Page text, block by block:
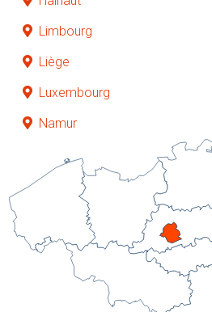
Limbourg
Liège
Luxembourg
Namur